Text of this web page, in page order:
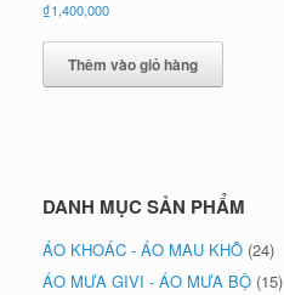
₫1,400,000
Thêm vào giỏ hàng
DANH MỤC SẢN PHẨM
ÁO KHOÁC - ÁO MAU KHÔ (24)
ÁO MƯA GIVI - ÁO MƯA BỘ (15)